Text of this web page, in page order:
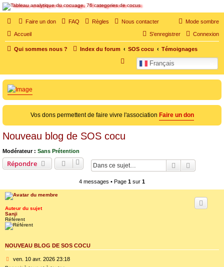
SOS cocu
SOS cocu est une association loi 1901 dont l'objet est le soutien aux victimes d'adultère.
Pouvoir parler, se confier, recevoir un soutien moral pour traverser une situation
Mode sombre
Faire un don FAQ Règles Nous contacter
Accueil Connexion
S’enregistrer
Qui sommes nous ? Index du forum SOS cocu Témoignages
Français
r
Vos dons permettent de faire vivre l'association Faire un don
Nouveau blog de SOS cocu
Modérateur : Sans Prétention
Répondre Rechercher
4 messages • Page 1 sur 1
Auteur du sujet
Sanji
Référent
NOUVEAU BLOG DE SOS COCU
M
ven. 10 avr. 2026 23:18